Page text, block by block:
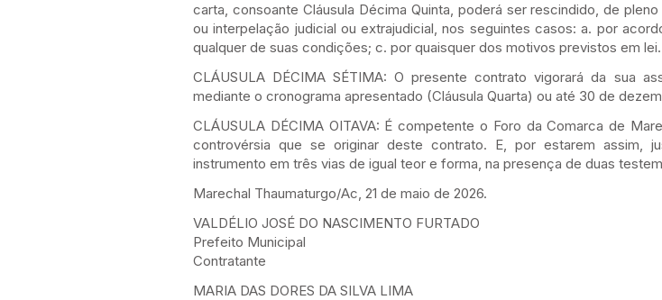
carta, consoante Cláusula Décima Quinta, poderá ser rescindido, de
ou interpelação judicial ou extrajudicial, nos seguintes casos: a. por
qualquer de suas condições; c. por quaisquer dos motivos previstos em lei.
CLÁUSULA DÉCIMA SÉTIMA: O presente contrato vigorará da sua
mediante o cronograma apresentado (Cláusula Quarta) ou até 30 de
CLÁUSULA DÉCIMA OITAVA: É competente o Foro da Comarca de
controvérsia que se originar deste contrato. E, por estarem assim,
instrumento em três vias de igual teor e forma, na presença de duas
Marechal Thaumaturgo/Ac, 21 de maio de 2026.
VALDÉLIO JOSÉ DO NASCIMENTO FURTADO
Prefeito Municipal
Contratante
MARIA DAS DORES DA SILVA LIMA